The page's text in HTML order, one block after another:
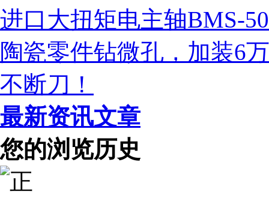
进口大扭矩电主轴BMS-
陶瓷零件钻微孔，加装6
不断刀！
最新资讯文章
您的浏览历史